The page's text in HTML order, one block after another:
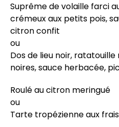
Suprême de volaille farci
crémeux aux petits pois,
citron confit
ou
Dos de lieu noir, ratatouille
noires, sauce herbacée,
Roulé au citron meringué
ou
Tarte tropézienne aux